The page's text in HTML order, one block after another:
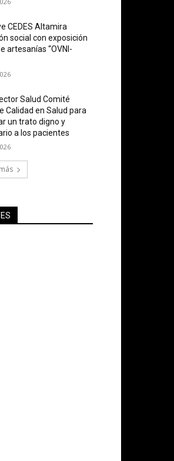
CEDES Altamira
social con exposición
artesanías “OVNI-
Salud Comité
Calidad en Salud para
un trato digno y
a los pacientes